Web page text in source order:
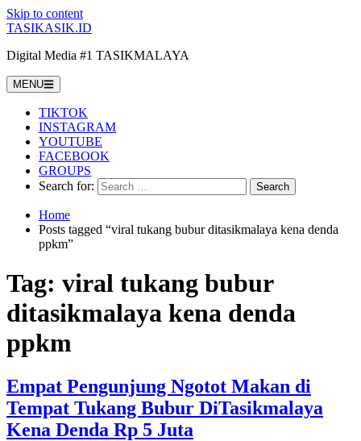
Skip to content
TASIKASIK.ID
Digital Media #1 TASIKMALAYA
MENU
TIKTOK
INSTAGRAM
YOUTUBE
FACEBOOK
GROUPS
Search for:
Home
Posts tagged “viral tukang bubur ditasikmalaya kena denda
ppkm”
Tag: viral tukang bubur
ditasikmalaya kena denda
ppkm
Empat Pengunjung Ngotot Makan di
Tempat Tukang Bubur DiTasikmalaya
Kena Denda Rp 5 Juta